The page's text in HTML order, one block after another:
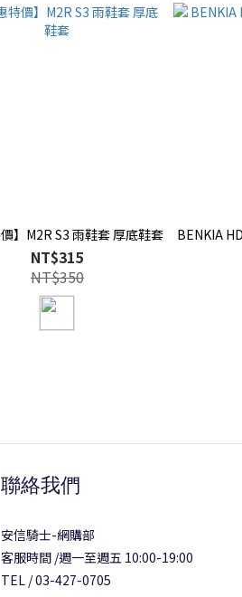
【優惠特價】M2R S3 雨鞋套 厚底鞋套
NT$315
NT$350
BENKIA
聯絡我們
安信騎士-網購部
客服時間 /週一至週五 10:00-19:00
TEL / 03-427-0705